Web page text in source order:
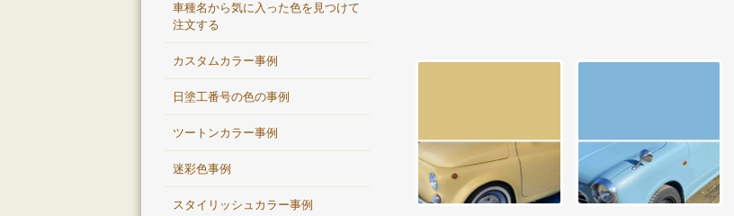
車種名から気に入った色を見つけて
注文する
カスタムカラー事例
日塗工番号の色の事例
ツートンカラー事例
迷彩色事例
スタイリッシュカラー事例